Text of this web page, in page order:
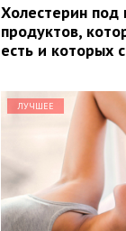
Холестерин под
продуктов,
есть и которых
ЛУЧШЕЕ